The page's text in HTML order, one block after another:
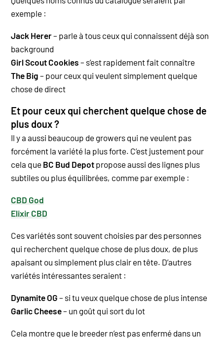
exemple :
Jack Herer– parle à tous ceux qui connaissent déjà son
background
Girl Scout Cookies – s’est rapidement fait connaître
The Big – pour ceux qui veulent simplement quelque
chose de direct
Et pour ceux qui cherchent quelque chose de
plus doux ?
Il y a aussi beaucoup de growers qui ne veulent pas
forcément la variété la plus forte. C’est justement pour
cela que BC Bud Depot propose aussi des lignes plus
subtiles ou plus équilibrées, comme par exemple :
CBD God
Elixir CBD
Ces variétés sont souvent choisies par des personnes
qui recherchent quelque chose de plus doux, de plus
apaisant ou simplement plus clair en tête. D’autres
variétés intéressantes seraient :
Dynamite OG – si tu veux quelque chose de plus intense
Garlic Cheese– un goût qui sort du lot
Cela montre que le breeder n’est pas enfermé dans un